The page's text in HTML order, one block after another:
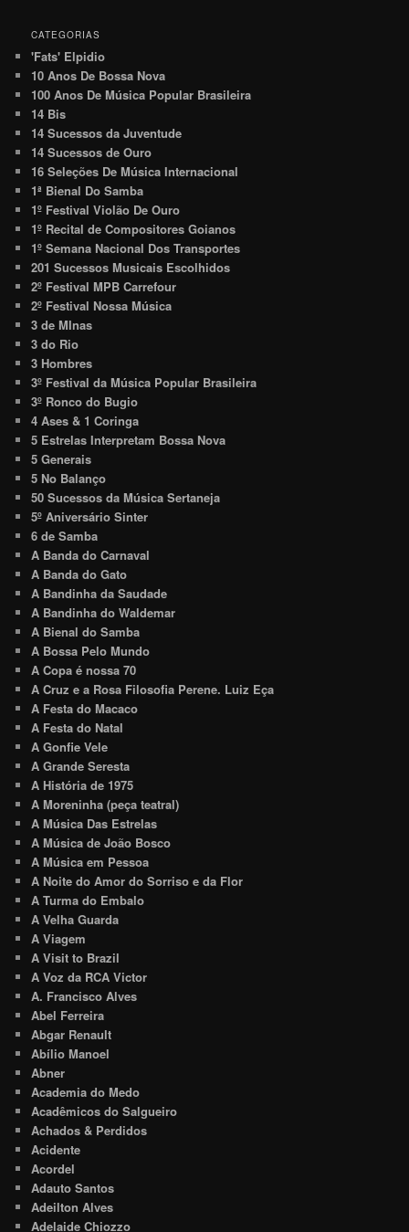
CATEGORIAS
'Fats' Elpidio
10 Anos De Bossa Nova
100 Anos De Música Popular Brasileira
14 Bis
14 Sucessos da Juventude
14 Sucessos de Ouro
16 Seleções De Música Internacional
1ª Bienal Do Samba
1º Festival Violão De Ouro
1º Recital de Compositores Goianos
1º Semana Nacional Dos Transportes
201 Sucessos Musicais Escolhidos
2º Festival MPB Carrefour
2º Festival Nossa Música
3 de MInas
3 do Rio
3 Hombres
3º Festival da Música Popular Brasileira
3º Ronco do Bugio
4 Ases & 1 Coringa
5 Estrelas Interpretam Bossa Nova
5 Generais
5 No Balanço
50 Sucessos da Música Sertaneja
5º Aniversário Sinter
6 de Samba
A Banda do Carnaval
A Banda do Gato
A Bandinha da Saudade
A Bandinha do Waldemar
A Bienal do Samba
A Bossa Pelo Mundo
A Copa é nossa 70
A Cruz e a Rosa Filosofia Perene. Luiz Eça
A Festa do Macaco
A Festa do Natal
A Gonfie Vele
A Grande Seresta
A História de 1975
A Moreninha (peça teatral)
A Música Das Estrelas
A Música de João Bosco
A Música em Pessoa
A Noite do Amor do Sorriso e da Flor
A Turma do Embalo
A Velha Guarda
A Viagem
A Visit to Brazil
A Voz da RCA Victor
A. Francisco Alves
Abel Ferreira
Abgar Renault
Abílio Manoel
Abner
Academia do Medo
Acadêmicos do Salgueiro
Achados & Perdidos
Acidente
Acordel
Adauto Santos
Adeilton Alves
Adelaide Chiozzo